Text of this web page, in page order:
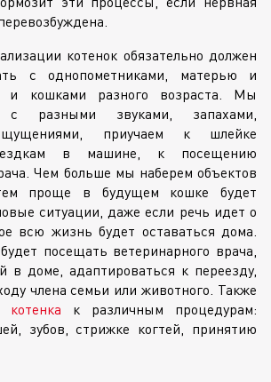
котенок обязательно должен
с однопометниками, матерью и
и кошками разного возраста. Мы
разными звуками, запахами,
приучаем к шлейке
в машине, к посещению
Чем больше мы наберем объектов
проще в будущем кошке будет
ситуации, даже если речь идет о
всю жизнь будет оставаться дома.
посещать ветеринарного врача,
в доме, адаптироваться к переезду,
члена семьи или животного. Также
котенка к различным процедурам:
зубов, стрижке когтей, принятию